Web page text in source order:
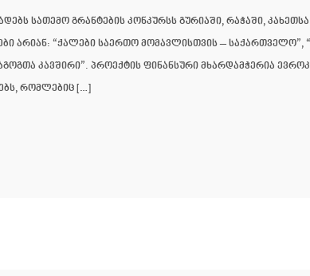
სათემო გრანტების კონკურსს გურიაში, რაჭაში,
არიან: “ქალები საერთო მომავლისთვის – საქართველო”,
კავშირი”. პროექტის ფინანსური მხარდამჭერია
რომლებიც […]